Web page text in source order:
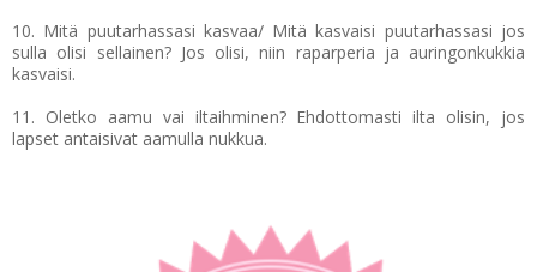
10. Mitä puutarhassasi kasvaa/ Mitä kasvaisi puutarhassasi jos
sulla olisi sellainen? Jos olisi, niin raparperia ja auringonkukkia
kasvaisi.
11. Oletko aamu vai iltaihminen? Ehdottomasti ilta olisin, jos
lapset antaisivat aamulla nukkua.